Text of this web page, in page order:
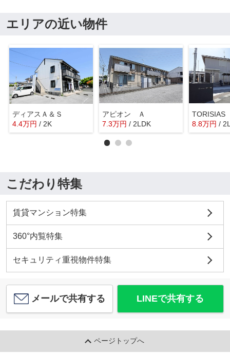
エリアの近い物件
ディアスＡ＆Ｓ
4.4万円 / 2K
アピオン Ａ
7.3万円 / 2LDK
8.8万円 /
こだわり特集
賃貸マンション特集
360°内覧特集
セキュリティ重視物件特集
メールで共有する LINEで共有する
ページトップへ